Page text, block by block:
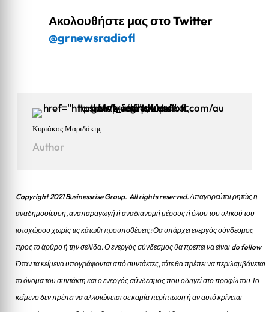
Ακολουθήστε μας στο Twitter
@grnewsradiofl
Κυριάκος Μαριδάκης
Author
Copyright 2021 Businessrise Group. All rights reserved. Απαγορεύται ρητώς η
αναδημοσίευση, αναπαραγωγή ή αναδιανομή μέρους ή όλου του υλικού του
ιστοχώρου χωρίς τις κάτωθι προυποθέσεις: Θα υπάρχει ενεργός σύνδεσμος
προς το άρθρο ή την σελίδα.Ο ενεργός σύνδεσμος θα πρέπει να είναι do follow
Όταν τα κείμενα υπογράφονται από συντάκτες, τότε θα πρέπει να περιλαμβάνεται
το όνομα του συντάκτη και ο ενεργός σύνδεσμος που οδηγεί στο προφίλ του Το
κείμενο δεν πρέπει να αλλοιώνεται σε καμία περίπτωση ή αν αυτό κρίνεται